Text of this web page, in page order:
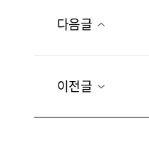
다음글
이전글